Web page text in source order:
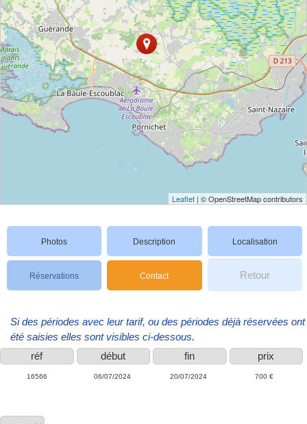
Leaflet | © OpenStreetMap contributors
Photos Description Localisation
Réservations Contact Retour
Si des périodes avec leur tarif, ou des périodes déjà réservées ont
été saisies elles sont visibles ci-dessous.
réf
début fin prix
16566 06/07/2024 20/07/2024 700 €